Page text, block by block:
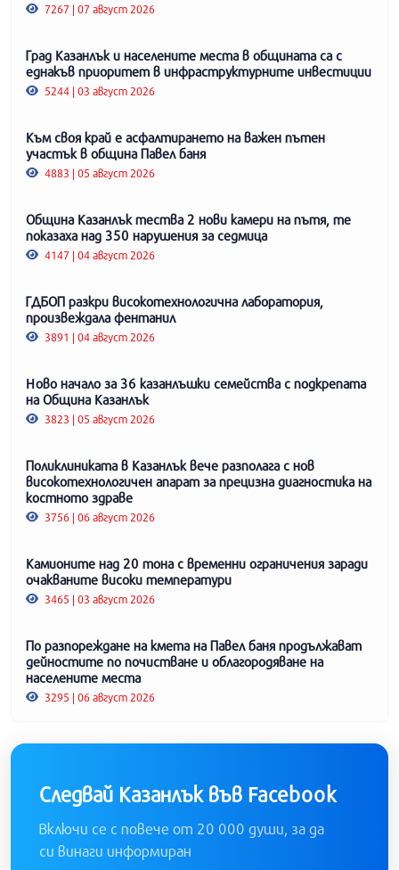
7267 | 07 август 2026
Град Казанлък и населените места в общината са с
еднакъв приоритет в инфраструктурните инвестиции
5244 | 03 август 2026
Към своя край е асфалтирането на важен пътен
участък в община Павел баня
4883 | 05 август 2026
Община Казанлък тества 2 нови камери на пътя, те
показаха над 350 нарушения за седмица
4147 | 04 август 2026
ГДБОП разкри високотехнологична лаборатория,
произвеждала фентанил
3891 | 04 август 2026
Ново начало за 36 казанлъшки семейства с подкрепата
на Община Казанлък
3823 | 05 август 2026
Поликлиниката в Казанлък вече разполага с нов
високотехнологичен апарат за прецизна диагностика на
костното здраве
3756 | 06 август 2026
Камионите над 20 тона с временни ограничения заради
очакваните високи температури
3465 | 03 август 2026
По разпореждане на кмета на Павел баня продължават
дейностите по почистване и облагородяване на
населените места
3295 | 06 август 2026
Следвай Казанлък във Facebook
Включи се с повече от 20 000 души, за да
си винаги информиран